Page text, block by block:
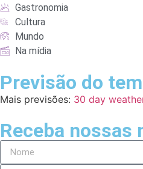
Gastronomia
Cultura
Mundo
Na mídia
Previsão do
Mais previsões: 30 day
Receba nossas